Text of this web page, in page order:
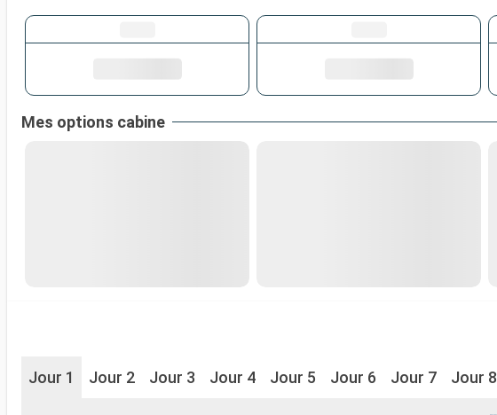
Mes options cabine
Jour 1 Jour 2 Jour 3 Jour 4 Jour 5 Jour 6 Jour 7 Jour 8